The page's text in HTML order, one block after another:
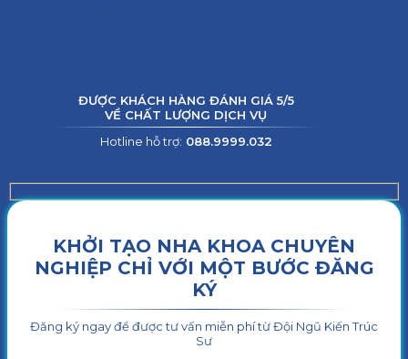
ĐƯỢC KHÁCH HÀNG ĐÁNH GIÁ 5/5
VỀ CHẤT LƯỢNG DỊCH VỤ
Hotline hỗ trợ: 088.9999.032
KHỞI TẠO NHA KHOA CHUYÊN
NGHIỆP CHỈ VỚI MỘT BƯỚC ĐĂNG
KÝ
Đăng ký ngay để được tư vấn miễn phí từ Đội Ngũ Kiến Trúc
Sư